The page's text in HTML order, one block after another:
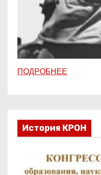
ПОДРОБНЕЕ
История КРОН